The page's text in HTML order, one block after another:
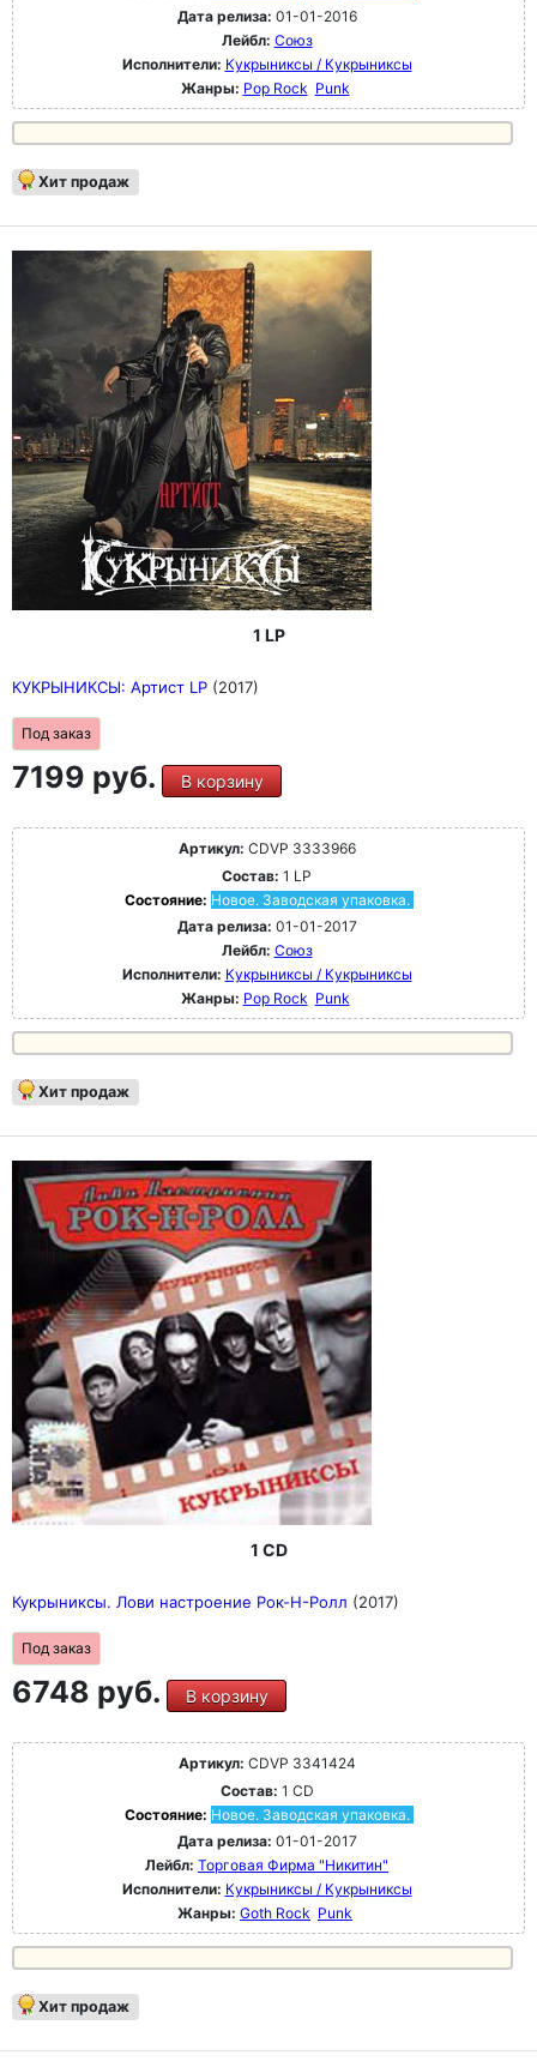
Дата релиза: 01-01-2016
Лейбл: Союз
Исполнители: Кукрыниксы / Кукрыниксы
Жанры: Pop Rock Punk
Хит продаж
1 LP
КУКРЫНИКСЫ: Артист LP (2017)
Под заказ
7199 руб. В корзину
Артикул: CDVP 3333966
Состав: 1 LP
Состояние: Новое. Заводская упаковка.
Дата релиза: 01-01-2017
Лейбл: Союз
Исполнители: Кукрыниксы / Кукрыниксы
Жанры: Pop Rock Punk
Хит продаж
1 CD
Кукрыниксы. Лови настроение Рок-Н-Ролл (2017)
Под заказ
6748 руб. В корзину
Артикул: CDVP 3341424
Состав: 1 CD
Состояние: Новое. Заводская упаковка.
Дата релиза: 01-01-2017
Лейбл: Торговая Фирма "Никитин"
Исполнители: Кукрыниксы / Кукрыниксы
Жанры: Goth Rock Punk
Хит продаж